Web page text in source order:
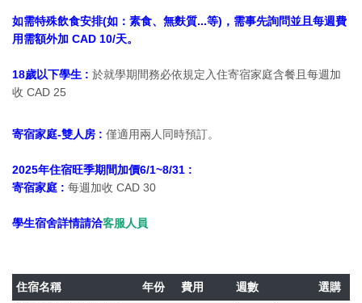
如需特殊飲食安排(如：素食、無麩質...等)，需事先詢問並且每週費
用需額外加 CAD 10/天。
18歲以下學生 : 於就學期間務必依規定入住寄宿家庭含餐且每週加
收 CAD 25
寄宿家庭-雙人房 : 僅適用兩人同時預訂。
2025年住宿旺季期間加價6/1~8/31 :
寄宿家庭 : 每週加收 CAD 30
學生宿舍詳情請洽客服人員
住宿名稱 年份 費用 週數
選購